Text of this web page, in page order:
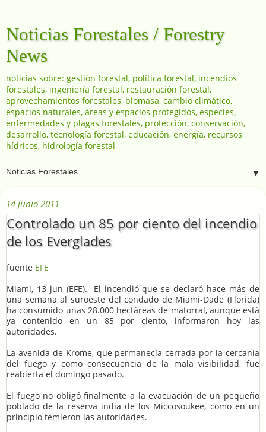
Noticias Forestales / Forestry
News
noticias sobre: gestión forestal, política forestal, incendios
forestales, ingeniería forestal, restauración forestal,
aprovechamientos forestales, biomasa, cambio climático,
espacios naturales, áreas y espacios protegidos, especies,
enfermedades y plagas forestales, protección, conservación,
desarrollo, tecnología forestal, educación, energía, recursos
hídricos, hidrología forestal
▼
14 junio 2011
Controlado un 85 por ciento del incendio
de los Everglades
fuente EFE
Miami, 13 jun (EFE).- El incendió que se declaró hace más de
una semana al suroeste del condado de Miami-Dade (Florida)
ha consumido unas 28.000 hectáreas de matorral, aunque está
ya contenido en un 85 por ciento, informaron hoy las
autoridades.
La avenida de Krome, que permanecía cerrada por la cercanía
del fuego y como consecuencia de la mala visibilidad, fue
reabierta el domingo pasado.
El fuego no obligó finalmente a la evacuación de un pequeño
poblado de la reserva india de los Miccosoukee, como en un
principio temieron las autoridades.